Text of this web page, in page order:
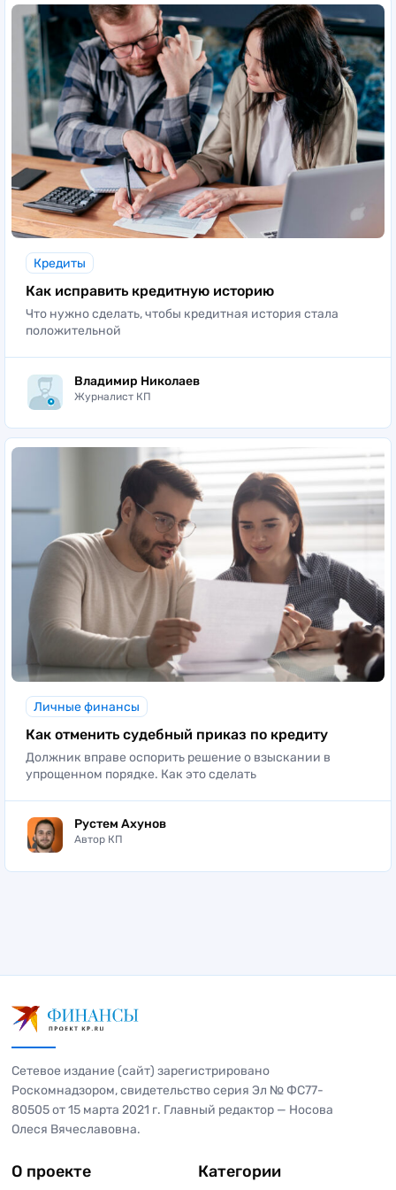
Кредиты
Как исправить кредитную историю
Что нужно сделать, чтобы кредитная история стала
положительной
Владимир Николаев
Журналист КП
Личные финансы
Как отменить судебный приказ по кредиту
Должник вправе оспорить решение о взыскании в
упрощенном порядке. Как это сделать
Рустем Ахунов
Автор КП
Сетевое издание (сайт) зарегистрировано
Роскомнадзором, свидетельство серия Эл № ФС77-
80505 от 15 марта 2021 г. Главный редактор — Носова
Олеся Вячеславовна.
О проекте Категории